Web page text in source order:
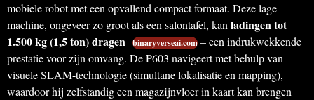
mobiele robot met een opvallend compact formaat. Deze lage
machine, ongeveer zo groot als een salontafel, kan ladingen tot
1.500 kg (1,5 ton) dragen binaryverseai.com – een indrukwekkende
prestatie voor zijn omvang. De P603 navigeert met behulp van
visuele SLAM-technologie (simultane lokalisatie en mapping),
waardoor hij zelfstandig een magazijnvloer in kaart kan brengen